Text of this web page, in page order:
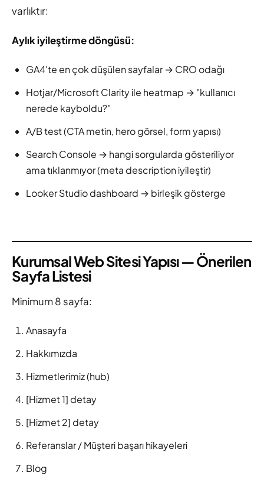
varlıktır:
Aylık iyileştirme döngüsü:
GA4'te en çok düşülen sayfalar → CRO odağı
Hotjar/Microsoft Clarity ile heatmap → "kullanıcı
nerede kayboldu?"
A/B test (CTA metin, hero görsel, form yapısı)
Search Console → hangi sorgularda gösteriliyor
ama tıklanmıyor (meta description iyileştir)
Looker Studio dashboard → birleşik gösterge
Kurumsal Web Sitesi Yapısı — Önerilen
Sayfa Listesi
Minimum 8 sayfa:
Anasayfa
Hakkımızda
Hizmetlerimiz (hub)
[Hizmet 1] detay
[Hizmet 2] detay
Referanslar / Müşteri başarı hikayeleri
Blog